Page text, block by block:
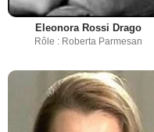
Eleonora Rossi Drago
Rôle : Roberta Parmesan